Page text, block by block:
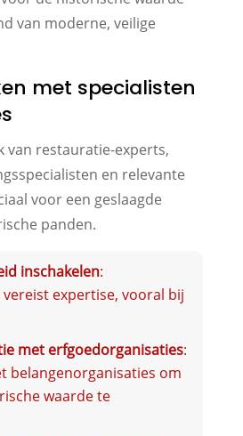
van moderne, veilige
met specialisten
van restauratie-experts,
en relevante
voor een geslaagde
panden.
inschakelen:
expertise, vooral bij
met erfgoedorganisaties:
belangenorganisaties om
waarde te